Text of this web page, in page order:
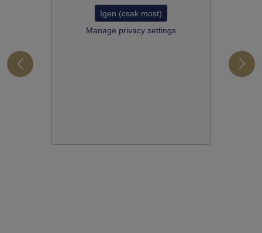
Igen (csak most)
Manage privacy settings